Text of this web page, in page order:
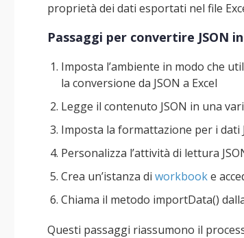
proprietà dei dati esportati nel file
Passaggi per convertire JSON
Imposta l’ambiente in modo che
la conversione da JSON a Excel
Legge il contenuto JSON in una
Imposta la formattazione per i dati
Personalizza l’attività di lettura
Crea un’istanza di workbooke
Chiama il metodo importData()
Questi passaggi riassumono il